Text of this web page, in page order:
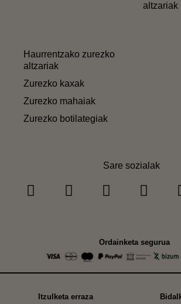
altzariak
Haurrentzako zurezko
altzariak
Zurezko kaxak
Zurezko mahaiak
Zurezko botilategiak
Sare sozialak
Ordainketa segurua
Itzulketa erraza